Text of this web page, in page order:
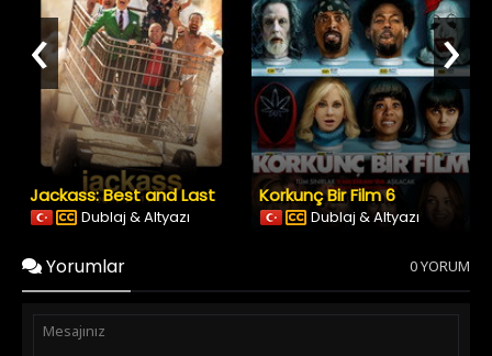
Jackass: Best and Last
Dublaj & Altyazı
Korkunç Bir Film 6
Dublaj & Altyazı
‹ ›
Yorumlar 0 YORUM